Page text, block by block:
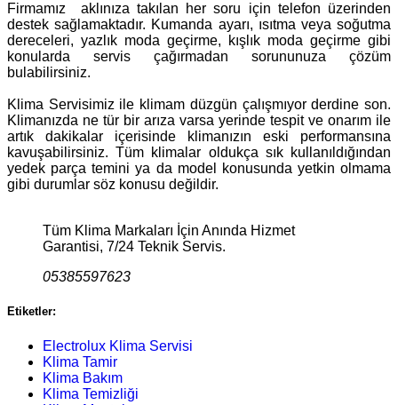
Firmamız aklınıza takılan her soru için telefon üzerinden
destek sağlamaktadır. Kumanda ayarı, ısıtma veya soğutma
dereceleri, yazlık moda geçirme, kışlık moda geçirme gibi
konularda servis çağırmadan sorununuza çözüm
bulabilirsiniz.
Klima Servisimiz ile klimam düzgün çalışmıyor derdine son.
Klimanızda ne tür bir arıza varsa yerinde tespit ve onarım ile
artık dakikalar içerisinde klimanızın eski performansına
kavuşabilirsiniz. Tüm klimalar oldukça sık kullanıldığından
yedek parça temini ya da model konusunda yetkin olmama
gibi durumlar söz konusu değildir.
Tüm Klima Markaları İçin Anında Hizmet
Garantisi, 7/24 Teknik Servis.
05385597623
Etiketler:
Electrolux Klima Servisi
Klima Tamir
Klima Bakım
Klima Temizliği